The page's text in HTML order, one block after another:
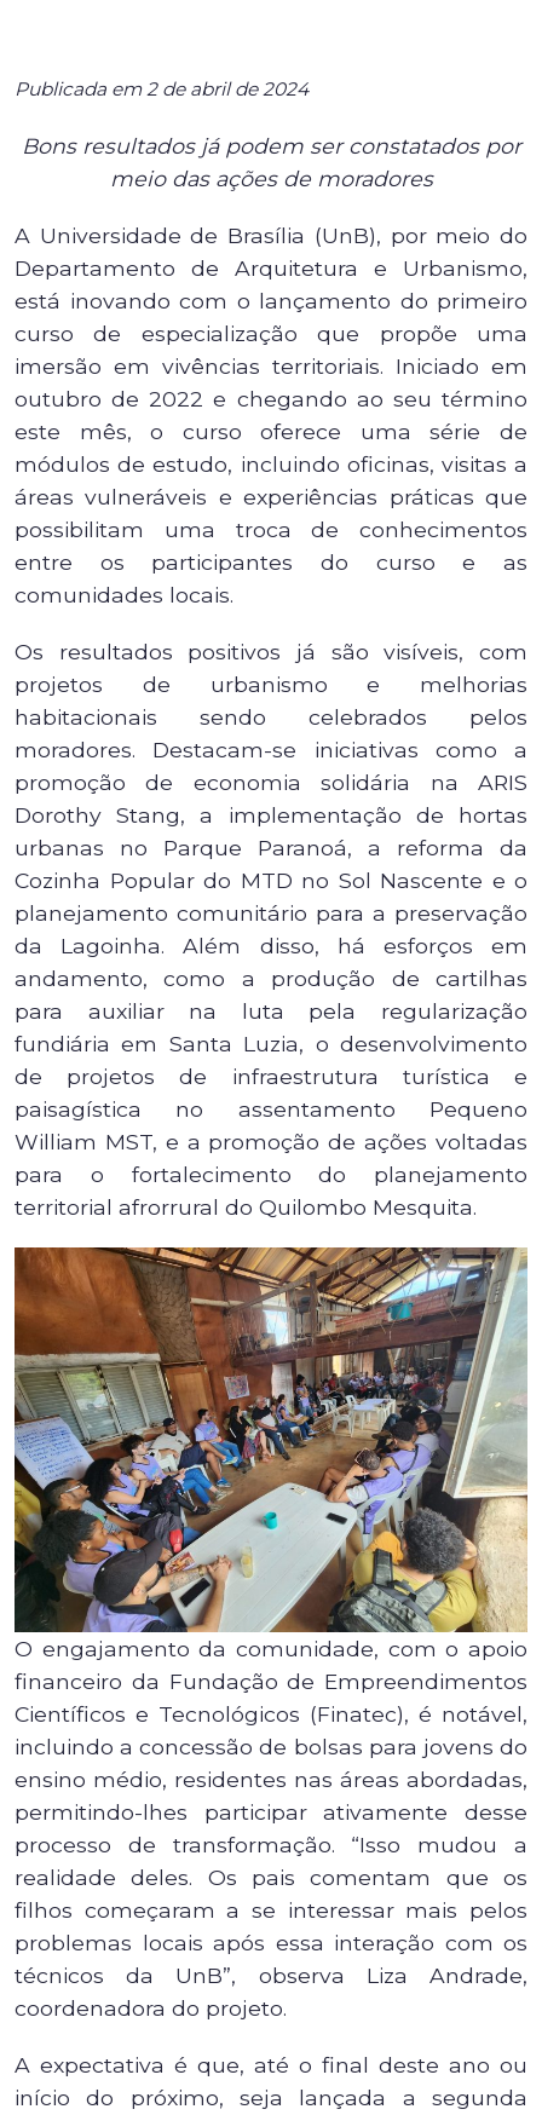
Publicada em 2 de abril de 2024
Bons resultados já podem ser constatados por
meio das ações de moradores
A Universidade de Brasília (UnB), por meio do
Departamento de Arquitetura e Urbanismo,
está inovando com o lançamento do primeiro
curso de especialização que propõe uma
imersão em vivências territoriais. Iniciado em
outubro de 2022 e chegando ao seu término
este mês, o curso oferece uma série de
módulos de estudo, incluindo oficinas, visitas a
áreas vulneráveis e experiências práticas que
possibilitam uma troca de conhecimentos
entre os participantes do curso e as
comunidades locais.
Os resultados positivos já são visíveis, com
projetos de urbanismo e melhorias
habitacionais sendo celebrados pelos
moradores. Destacam-se iniciativas como a
promoção de economia solidária na ARIS
Dorothy Stang, a implementação de hortas
urbanas no Parque Paranoá, a reforma da
Cozinha Popular do MTD no Sol Nascente e o
planejamento comunitário para a preservação
da Lagoinha. Além disso, há esforços em
andamento, como a produção de cartilhas
para auxiliar na luta pela regularização
fundiária em Santa Luzia, o desenvolvimento
de projetos de infraestrutura turística e
paisagística no assentamento Pequeno
William MST, e a promoção de ações voltadas
para o fortalecimento do planejamento
territorial afrorrural do Quilombo Mesquita.
O engajamento da comunidade, com o apoio
financeiro da Fundação de Empreendimentos
Científicos e Tecnológicos (Finatec), é notável,
incluindo a concessão de bolsas para jovens do
ensino médio, residentes nas áreas abordadas,
permitindo-lhes participar ativamente desse
processo de transformação. “Isso mudou a
realidade deles. Os pais comentam que os
filhos começaram a se interessar mais pelos
problemas locais após essa interação com os
técnicos da UnB”, observa Liza Andrade,
coordenadora do projeto.
A expectativa é que, até o final deste ano ou
início do próximo, seja lançada a segunda